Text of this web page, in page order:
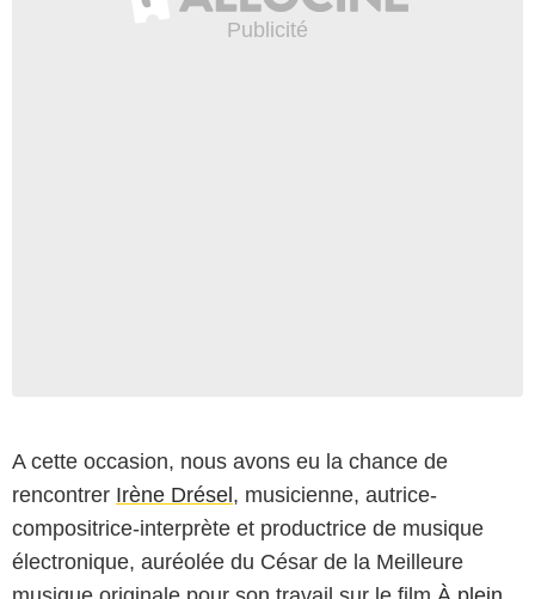
A cette occasion, nous avons eu la chance de
rencontrer Irène Drésel, musicienne, autrice-
compositrice-interprète et productrice de musique
électronique, auréolée du César de la Meilleure